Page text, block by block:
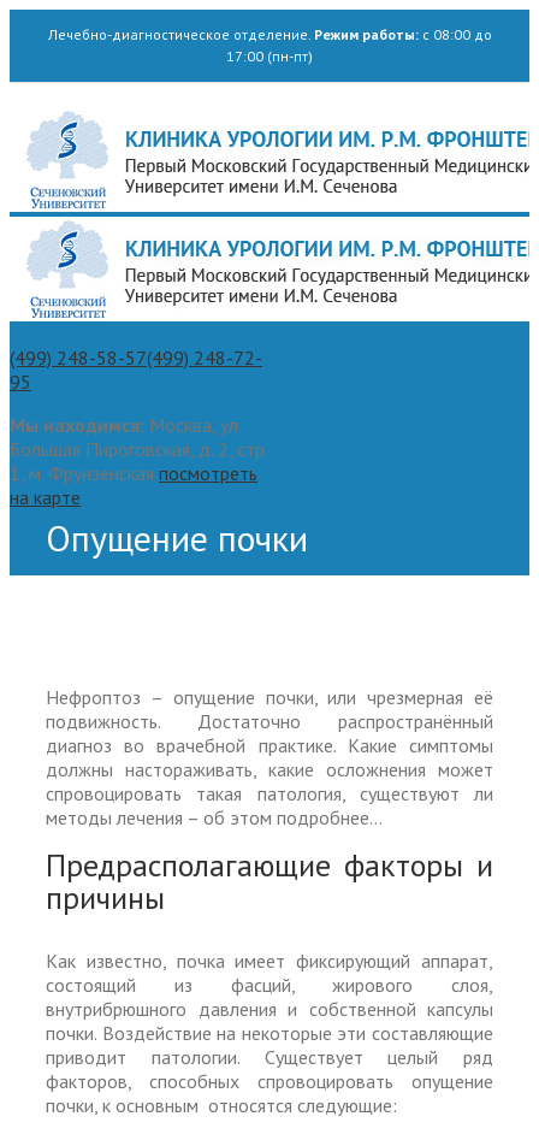
Лечебно-диагностическое отделение. Режим работы:с 08:00 до
17:00 (пн-пт)
(499) 248-58-57(499) 248-72-
95
Мы находимся: Москва, ул.
Большая Пироговская, д. 2, стр.
1, м. Фрунзенская посмотреть
на карте
Опущение почки
Нефроптоз – опущение почки, или чрезмерная её
подвижность. Достаточно распространённый
диагноз во врачебной практике. Какие симптомы
должны настораживать, какие осложнения может
спровоцировать такая патология, существуют ли
методы лечения – об этом подробнее…
Предрасполагающие факторы и
причины
Как известно, почка имеет фиксирующий аппарат,
состоящий из фасций, жирового слоя,
внутрибрюшного давления и собственной капсулы
почки. Воздействие на некоторые эти составляющие
приводит патологии. Существует целый ряд
факторов, способных спровоцировать опущение
почки, к основным относятся следующие: